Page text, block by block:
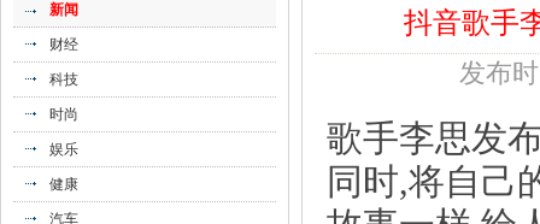
新闻
财经
科技
时尚
娱乐
健康
汽车
抖音歌手
发布
歌手李思发
同时,将自己